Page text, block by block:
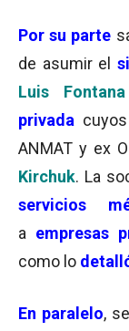
Por su parte
de asumir el
Luis Fontana
privada
ANMAT y ex
Kirchuk. La
servicios
a empresas
como lo
En paralelo,